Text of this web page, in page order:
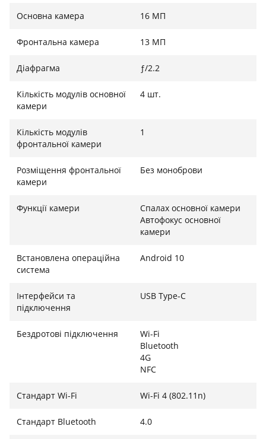
доступна функція бездротової зарядки – рідкість у
Основна камера 16 МП
Фронтальна камера 13 МП
Діафрагма ƒ/2.2
Кількість модулів основної
камери
4 шт.
Кількість модулів
фронтальної камери
1
Розміщення фронтальної
камери
Без моноброви
Функції камери
Спалах основної камери
Автофокус основної
камери
Встановлена ​​операційна
система
Android 10
Інтерфейси та
підключення
USB Type-C
Бездротові підключення
Wi-Fi
Bluetooth
4G
NFC
Стандарт Wi-Fi Wi-Fi 4 (802.11n)
Стандарт Bluetooth 4.0